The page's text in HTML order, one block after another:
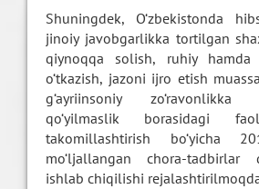
Shuningdek, O‘zbekistonda
jinoiy javobgarlikka tortilgan
qiynoqqa solish, ruhiy hamda
o‘tkazish, jazoni ijro etish
g‘ayriinsoniy
qo‘yilmaslik borasidagi
takomillashtirish bo‘yicha
mo‘ljallangan chora-tadbirlar
ishlab chiqilishi